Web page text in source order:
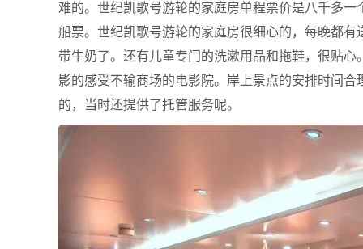
难的。世纪凯歌号游轮的家庭房单程票价是八千多
船票。世纪凯歌号游轮的家庭房很细心的，每晚都
带牛奶了。还有儿童专门的洗漱用品和拖鞋，很贴
影的感受不输商场的电影院。岸上景点的安排时间
的，当时还提供了托管服务呢。